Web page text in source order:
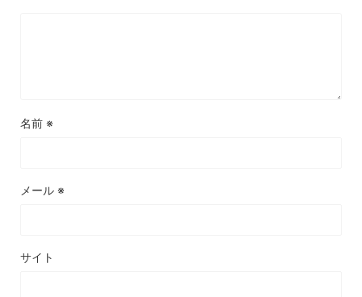
名前 ※
メール ※
サイト